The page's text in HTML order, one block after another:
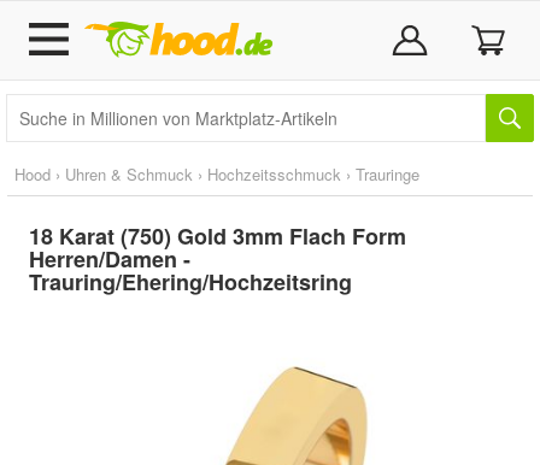
Hood › Uhren & Schmuck › Hochzeitsschmuck › Trauringe
18 Karat (750) Gold 3mm Flach Form
Herren/Damen -
Trauring/Ehering/Hochzeitsring